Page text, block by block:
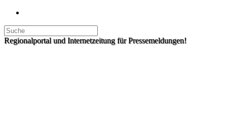
Regionalportal und Internetzeitung für Pressemeldungen!